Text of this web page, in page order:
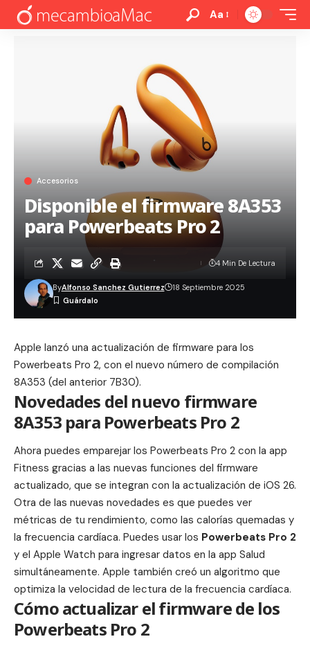
Aa
Accesorios
Disponible el firmware 8A353
para Powerbeats Pro 2
ByAlfonso Sanchez Gutierrez 18 Septiembre 2025
4 Min De Lectura
Apple lanzó una actualización de firmware para los
Powerbeats Pro 2, con el nuevo número de compilación
8A353 (del anterior 7B30).
Novedades del nuevo firmware
8A353 para Powerbeats Pro 2
Ahora puedes emparejar los Powerbeats Pro 2 con la app
Fitness gracias a las nuevas funciones del firmware
actualizado, que se integran con la actualización de iOS 26.
Otra de las nuevas novedades es que puedes ver
métricas de tu rendimiento, como las calorías quemadas y
la frecuencia cardíaca. Puedes usar los Powerbeats Pro 2
y el Apple Watch para ingresar datos en la app Salud
simultáneamente. Apple también creó un algoritmo que
optimiza la velocidad de lectura de la frecuencia cardíaca.
Cómo actualizar el firmware de los
Powerbeats Pro 2